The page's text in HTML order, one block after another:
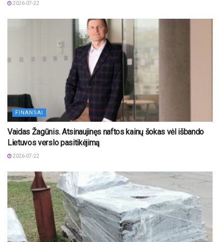
2026-07-22
FINANSAI
Vaidas Žagūnis. Atsinaujinęs naftos kainų šokas vėl išbando
Lietuvos verslo pasitikėjimą
2026-07-22